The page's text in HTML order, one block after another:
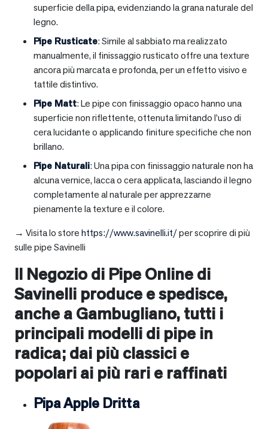
superficie della pipa, evidenziando la grana naturale del
legno.
Pipe Rusticate: Simile al sabbiato ma realizzato
manualmente, il finissaggio rusticato offre una texture
ancora più marcata e profonda, per un effetto visivo e
tattile distintivo.
Pipe Matt: Le pipe con finissaggio opaco hanno una
superficie non riflettente, ottenuta limitando l’uso di
cera lucidante o applicando finiture specifiche che non
brillano.
Pipe Naturali: Una pipa con finissaggio naturale non ha
alcuna vernice, lacca o cera applicata, lasciando il legno
completamente al naturale per apprezzarne
pienamente la texture e il colore.
→ Visita lo storehttps://www.savinelli.it/per scoprire di più
sulle pipe Savinelli
Il Negozio di Pipe Online di
Savinelli produce e spedisce,
anche aGambugliano, tutti i
principali modelli di pipe in
radica; dai più classici e
popolari ai più rari e raffinati
Pipa Apple Dritta